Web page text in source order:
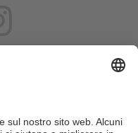
per chi desidera vivere il